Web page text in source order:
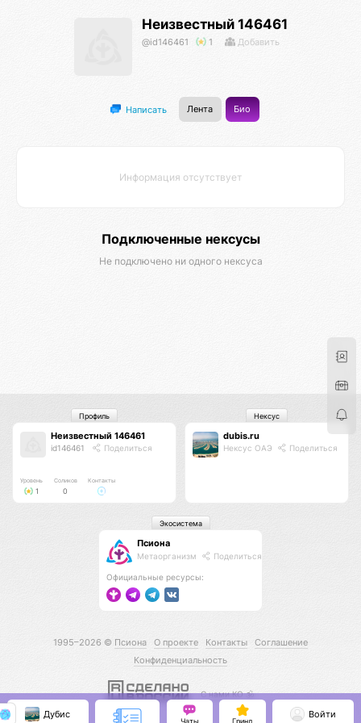
Неизвестный 146461
@id146461 1 Добавить
Написать Лента Био
Информация отсутствует
Подключенные нексусы
Не подключено ни одного нексуса
Неизвестный 146461
id146461 Поделиться
Уровень
1
Соликов
0
Контакты
Профиль
dubis.ru
Нексус ОАЭ Поделиться
Нексус
Псиона
Метаорганизм Поделиться
Официальные ресурсы:
Экосистема
1995–2026 © Псиона О проекте Контакты
Соглашение
Конфиденциальность
С нами КО 🕉️
Дубис
Чаты Гринд
Войти